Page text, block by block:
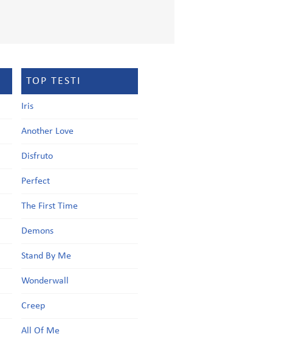
TOP TESTI
Iris
Another Love
Disfruto
Perfect
The First Time
Demons
Stand By Me
Wonderwall
Creep
All Of Me